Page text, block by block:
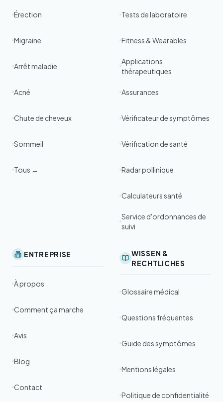
Érection
Migraine
Arrêt maladie
Acné
Chute de cheveux
Sommeil
Tous →
Tests de laboratoire
Fitness & Wearables
Applications
thérapeutiques
Assurances
Vérificateur de symptômes
Vérification de santé
Radar pollinique
Calculateurs santé
Service d'ordonnances de
suivi
ENTREPRISE
À propos
Comment ça marche
Avis
Blog
Contact
WISSEN &
RECHTLICHES
Glossaire médical
Questions fréquentes
Guide des symptômes
Mentions légales
Politique de confidentialité